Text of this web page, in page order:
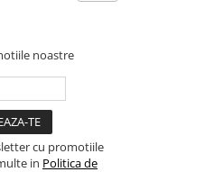
noastre
cu promotiile
in Politica de